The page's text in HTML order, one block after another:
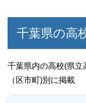
千葉県の高
千葉県内の高校(県立
（区市町)別に掲載